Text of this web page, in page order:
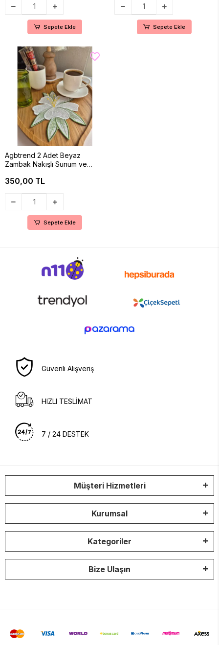
Sepete Ekle Sepete Ekle
Agbtrend 2 Adet Beyaz
Zambak Nakışlı Sunum ve
350,00 TL
Sepete Ekle
Güvenli Alışveriş
HIZLI TESLİMAT
7 / 24 DESTEK
Müşteri Hizmetleri
Kurumsal
Kategoriler
Bize Ulaşın